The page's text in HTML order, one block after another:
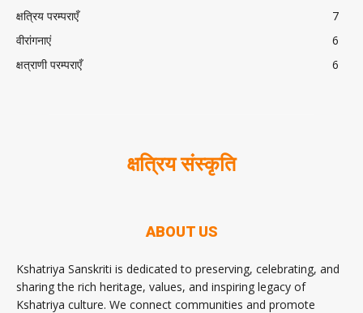
क्षत्रिय परम्पराएँ
7
वीरांगनाएं
6
क्षत्राणी परम्पराएँ
6
क्षत्रिय संस्कृति
ABOUT US
Kshatriya Sanskriti is dedicated to preserving, celebrating, and
sharing the rich heritage, values, and inspiring legacy of
Kshatriya culture. We connect communities and promote